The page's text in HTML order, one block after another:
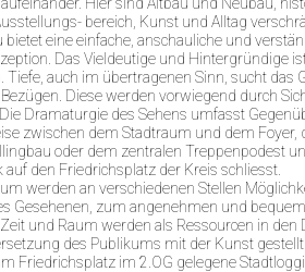
bereich, Kunst und Alltag
bietet eine einfache, anschauliche und
Das Vieldeutige und Hintergründige
Tiefe, auch im übertragenen Sinn, sucht das
Diese werden vorwiegend durch
Dramaturgie des Sehens umfasst
zwischen dem Stadtraum und dem Foyer,
oder dem zentralen Treppenpodest
auf den Friedrichsplatz der Kreis schliesst.
werden an verschiedenen Stellen
Gesehenen, zum angenehmen und
und Raum werden als Ressourcen in den
des Publikums mit der Kunst
Friedrichsplatz im 2.OG gelegene